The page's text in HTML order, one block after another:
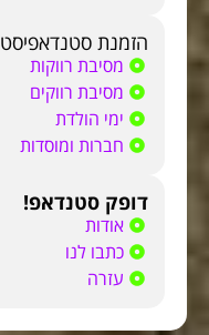
הזמנת סטנדאפיסט
מסיבת רווקות
מסיבת רווקים
ימי הולדת
חברות ומוסדות
דופק סטנדאפ!
אודות
כתבו לנו
עזרה